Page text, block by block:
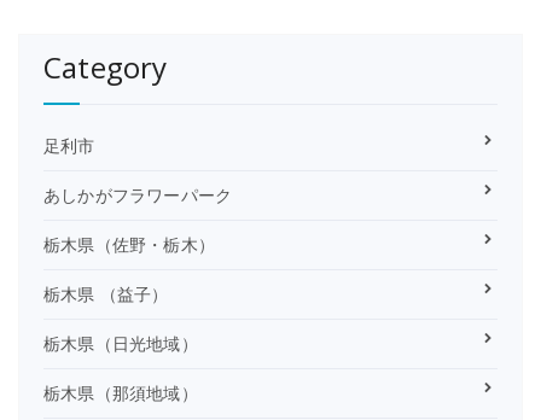
Category
足利市
あしかがフラワーパーク
栃木県（佐野・栃木）
栃木県 （益子）
栃木県（日光地域）
栃木県（那須地域）